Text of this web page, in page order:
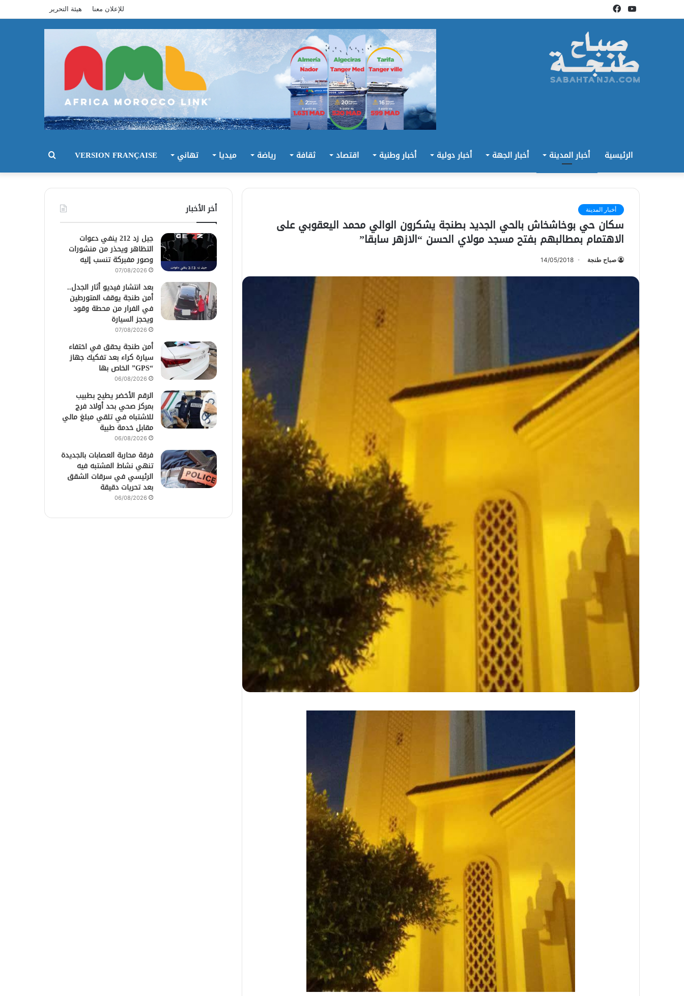
فيسبوكيوتيوب للإعلان معنا هيئة التحرير
الرئيسية أخبار المدينة أخبار الجهة أخبار دولية أخبار وطنية اقتصاد ثقافة رياضة ميديا تهاني VERSION FRANÇAISE بحث
أخبار المدينة
سكان حي بوخاشخاش بالحي الجديد بطنجة يشكرون الوالي محمد اليعقوبي على
الاهتمام بمطالبهم بفتح مسجد مولاي الحسن “الازهر سابقا”
صباح طنجة 14/05/2018
أخر الأخبار
جيل زد 212 ينفي دعوات
التظاهر ويحذر من منشورات
وصور مفبركة تنسب إليه
07/08/2026
بعد انتشار فيديو أثار الجدل..
أمن طنجة يوقف المتورطين
في الفرار من محطة وقود
ويحجز السيارة
07/08/2026
أمن طنجة يحقق في اختفاء
سيارة كراء بعد تفكيك جهاز
“GPS” الخاص بها
06/08/2026
الرقم الأخضر يطيح بطبيب
بمركز صحي بحد أولاد فرج
للاشتباه في تلقي مبلغ مالي
مقابل خدمة طبية
06/08/2026
فرقة محاربة العصابات بالجديدة
تنهي نشاط المشتبه فيه
الرئيسي في سرقات الشقق
بعد تحريات دقيقة
06/08/2026